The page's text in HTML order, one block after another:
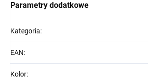
Parametry dodatkowe
Kategoria:
EAN:
Kolor: